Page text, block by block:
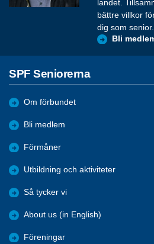
landet.
bättre villkor
dig som senior.
Bli
SPF Seniorerna
Om förbundet
Bli medlem
Förmåner
Utbildning och aktiviteter
Så tycker vi
About us (in English)
Föreningar